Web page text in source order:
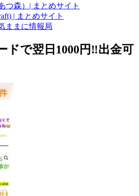
つ森）| まとめサイト
| まとめサイト
ままに情報局
ドで翌日1000円‼️出金可